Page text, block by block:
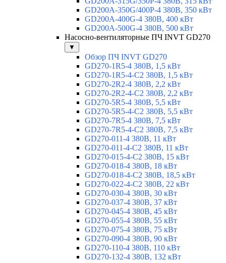
GD200A-350G/400P-4 380В, 350 кВт
GD200A-400G-4 380В, 400 кВт
GD200A-500G-4 380В, 500 кВт
Насосно-вентиляторные ПЧ INVT GD270
▼
Обзор ПЧ INVT GD270
GD270-1R5-4 380В, 1,5 кВт
GD270-1R5-4-С2 380В, 1,5 кВт
GD270-2R2-4 380В, 2,2 кВт
GD270-2R2-4-C2 380В, 2,2 кВт
GD270-5R5-4 380В, 5,5 кВт
GD270-5R5-4-C2 380В, 5,5 кВт
GD270-7R5-4 380В, 7,5 кВт
GD270-7R5-4-C2 380В, 7,5 кВт
GD270-011-4 380В, 11 кВт
GD270-011-4-C2 380В, 11 кВт
GD270-015-4-C2 380В, 15 кВт
GD270-018-4 380В, 18 кВт
GD270-018-4-C2 380В, 18,5 кВт
GD270-022-4-C2 380В, 22 кВт
GD270-030-4 380В, 30 кВт
GD270-037-4 380В, 37 кВт
GD270-045-4 380В, 45 кВт
GD270-055-4 380В, 55 кВт
GD270-075-4 380В, 75 кВт
GD270-090-4 380В, 90 кВт
GD270-110-4 380В, 110 кВт
GD270-132-4 380В, 132 кВт